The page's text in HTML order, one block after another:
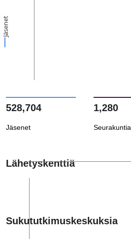
Jäsenet
528,704
Jäsenet
1,280
Seurakuntia
Lähetyskenttiä
Sukututkimuskeskuksia